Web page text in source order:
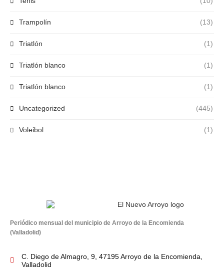
Trampolín (13)
Triatlón (1)
Triatlón blanco (1)
Triatlón blanco (1)
Uncategorized (445)
Voleibol (1)
Periódico mensual del municipio de Arroyo de la Encomienda
(Valladolid)
C. Diego de Almagro, 9, 47195 Arroyo de la Encomienda,
Valladolid